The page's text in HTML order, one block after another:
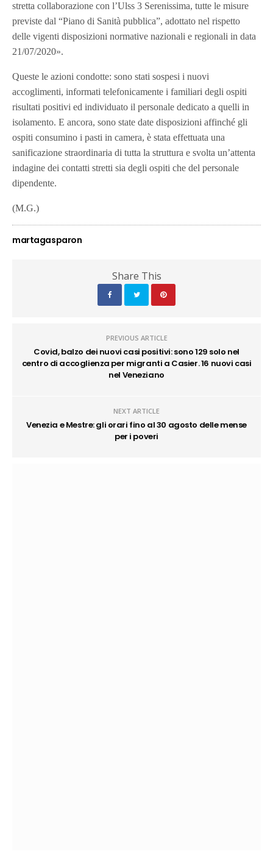
stretta collaborazione con l’Ulss 3 Serenissima, tutte le misure
previste dal “Piano di Sanità pubblica”, adottato nel rispetto
delle vigenti disposizioni normative nazionali e regionali in data
21/07/2020».
Queste le azioni condotte: sono stati sospesi i nuovi
accoglimenti, informati telefonicamente i familiari degli ospiti
risultati positivi ed individuato il personale dedicato a quelli in
isolamento. E ancora, sono state date disposizioni affinché gli
ospiti consumino i pasti in camera, è stata effettuata una
sanificazione straordinaria di tutta la struttura e svolta un’attenta
indagine dei contatti stretti sia degli ospiti che del personale
dipendente.
(M.G.)
martagasparon
Share This
PREVIOUS ARTICLE
Covid, balzo dei nuovi casi positivi: sono 129 solo nel
centro di accoglienza per migranti a Casier. 16 nuovi casi
nel Veneziano
NEXT ARTICLE
Venezia e Mestre: gli orari fino al 30 agosto delle mense
per i poveri